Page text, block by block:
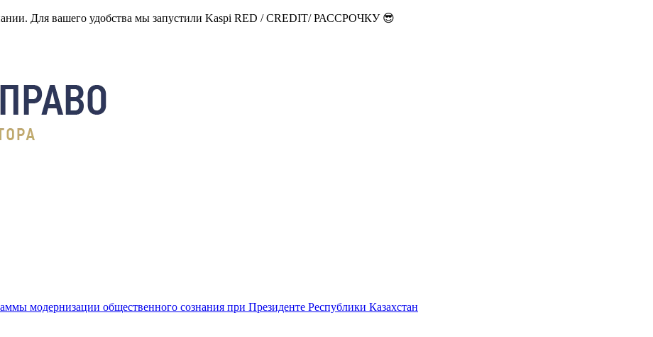
Для вашего удобства мы запустили Kaspi RED / CREDIT/ РАССРОЧКУ 😎
модернизации общественного сознания при Президенте Республики Казахстан